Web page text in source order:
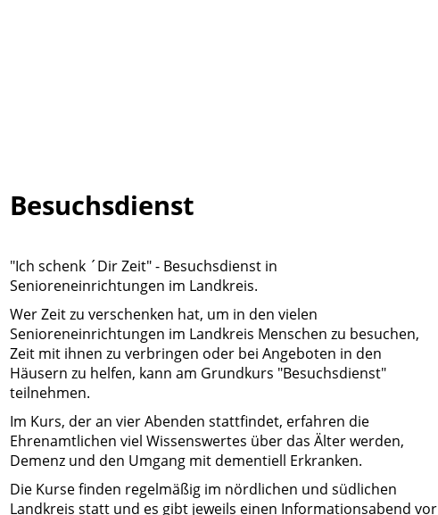
Besuchsdienst
"Ich schenk ´Dir Zeit" - Besuchsdienst in
Senioreneinrichtungen im Landkreis.
Wer Zeit zu verschenken hat, um in den vielen
Senioreneinrichtungen im Landkreis Menschen zu besuchen,
Zeit mit ihnen zu verbringen oder bei Angeboten in den
Häusern zu helfen, kann am Grundkurs "Besuchsdienst"
teilnehmen.
Im Kurs, der an vier Abenden stattfindet, erfahren die
Ehrenamtlichen viel Wissenswertes über das Älter werden,
Demenz und den Umgang mit dementiell Erkranken.
Die Kurse finden regelmäßig im nördlichen und südlichen
Landkreis statt und es gibt jeweils einen Informationsabend vor